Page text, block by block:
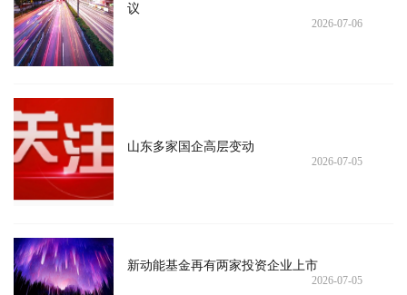
议
2026-07-06
山东多家国企高层变动
2026-07-05
新动能基金再有两家投资企业上市
2026-07-05